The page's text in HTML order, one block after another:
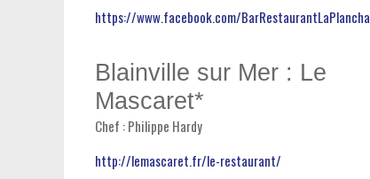
https://www.facebook.com/BarRestaurantLaPlancha
Blainville sur Mer : Le
Mascaret*
Chef : Philippe Hardy
http://lemascaret.fr/le-restaurant/